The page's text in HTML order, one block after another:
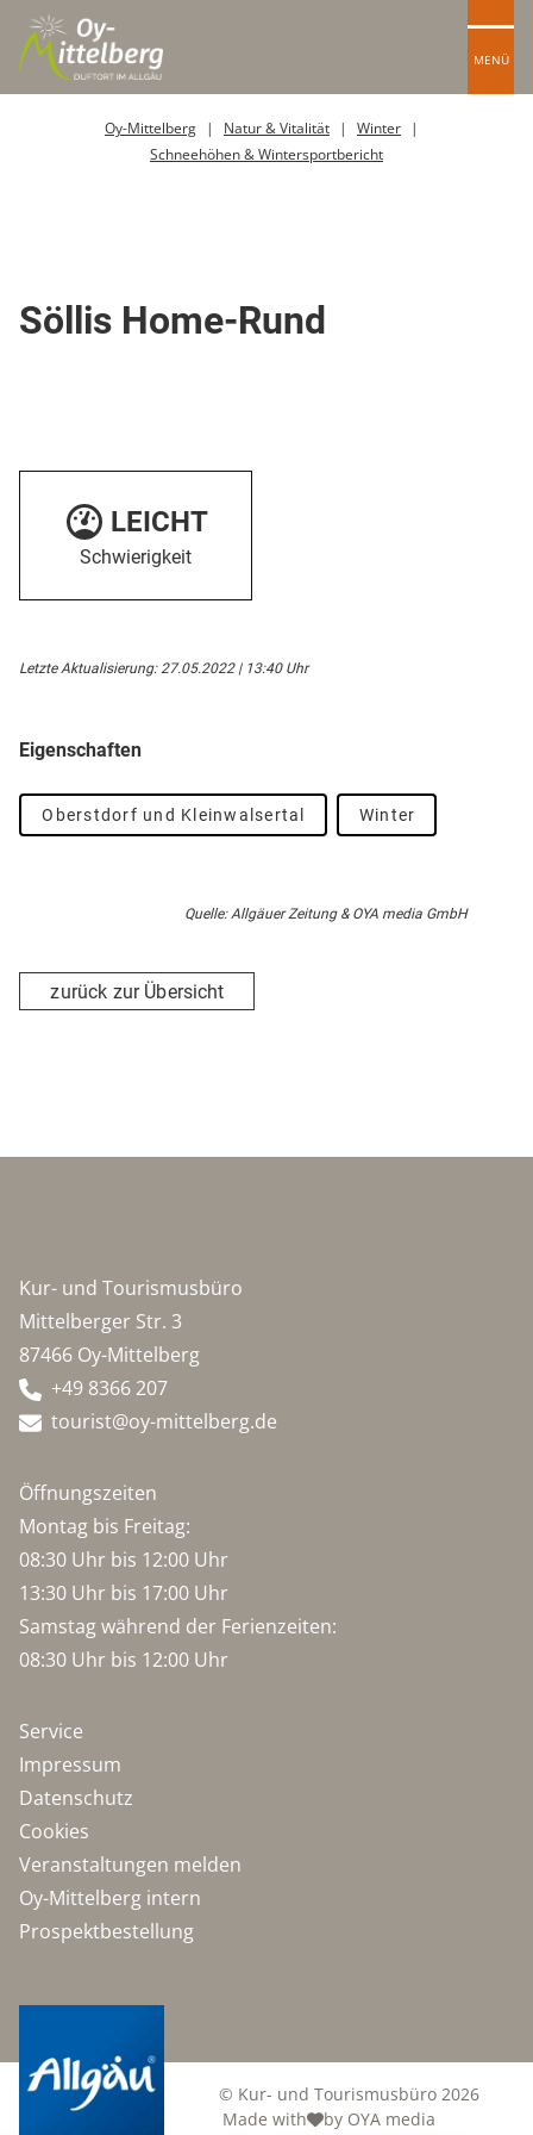
MENÜ
Oy-Mittelberg Natur & Vitalität
Winter
Schneehöhen & Wintersportbericht
Söllis Home-Rund
LEICHT
Schwierigkeit
Letzte Aktualisierung: 27.05.2022 | 13:40 Uhr
Eigenschaften
Oberstdorf und Kleinwalsertal Winter
Quelle: Allgäuer Zeitung & OYA media GmbH
zurück zur Übersicht
Kur- und Tourismusbüro
Mittelberger Str. 3
87466 Oy-Mittelberg
+49 8366 207
tourist@oy-mittelberg.de
Öffnungszeiten
Montag bis Freitag:
08:30 Uhr bis 12:00 Uhr
13:30 Uhr bis 17:00 Uhr
Samstag während der Ferienzeiten:
08:30 Uhr bis 12:00 Uhr
Service
Impressum
Datenschutz
Cookies
Veranstaltungen melden
Oy-Mittelberg intern
Prospektbestellung
© Kur- und Tourismusbüro 2026
Made with
by OYA media